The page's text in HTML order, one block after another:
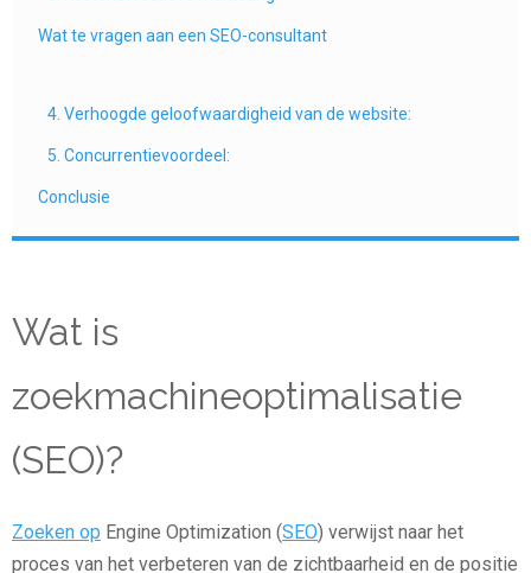
Wat te vragen aan een SEO-consultant
4. Verhoogde geloofwaardigheid van de website:
5. Concurrentievoordeel:
Conclusie
Wat is
zoekmachineoptimalisatie
(SEO)?
Zoeken op Engine Optimization (SEO) verwijst naar het
proces van het verbeteren van de zichtbaarheid en de positie